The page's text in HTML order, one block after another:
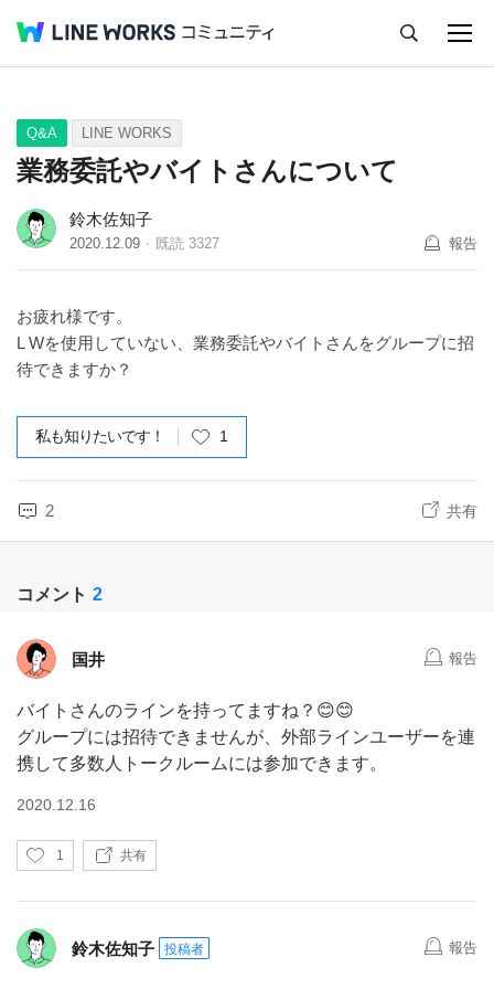
Q&A Tips Ideas
Q&A LINE WORKS
業務委託やバイトさんについて
鈴木佐知子
2020.12.09 既読 3327 報告
お疲れ様です。
L Wを使用していない、業務委託やバイトさんをグループに招
待できますか？
私も知りたいです！ 1
2 共有
コメント 2
国井 報告
バイトさんのラインを持ってますね？😊😊
グループには招待できませんが、外部ラインユーザーを連
携して多数人トークルームには参加できます。
2020.12.16
い
1 共有
鈴木佐知子 投稿者 報告